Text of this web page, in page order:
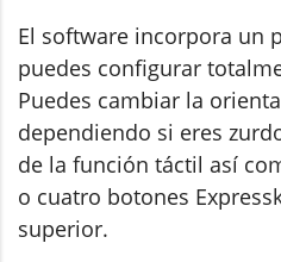
El software incorpora un
puedes configurar
Puedes cambiar la
dependiendo si eres
de la función táctil así
o cuatro botones
superior.